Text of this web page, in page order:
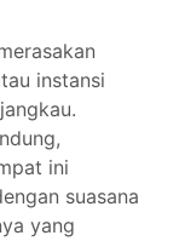
instansi
ini
suasana
yang